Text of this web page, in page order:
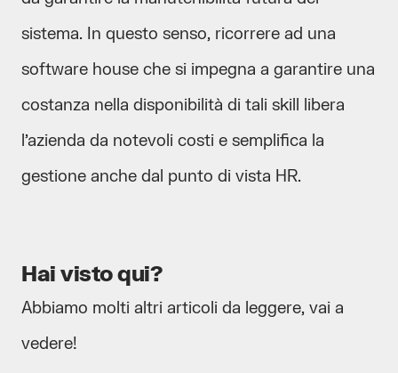
sistema. In questo senso, ricorrere ad una
software house che si impegna a garantire una
costanza nella disponibilità di tali skill libera
l’azienda da notevoli costi e semplifica la
gestione anche dal punto di vista HR.
Hai visto qui?
Abbiamo molti altri articoli da leggere, vai a
vedere!